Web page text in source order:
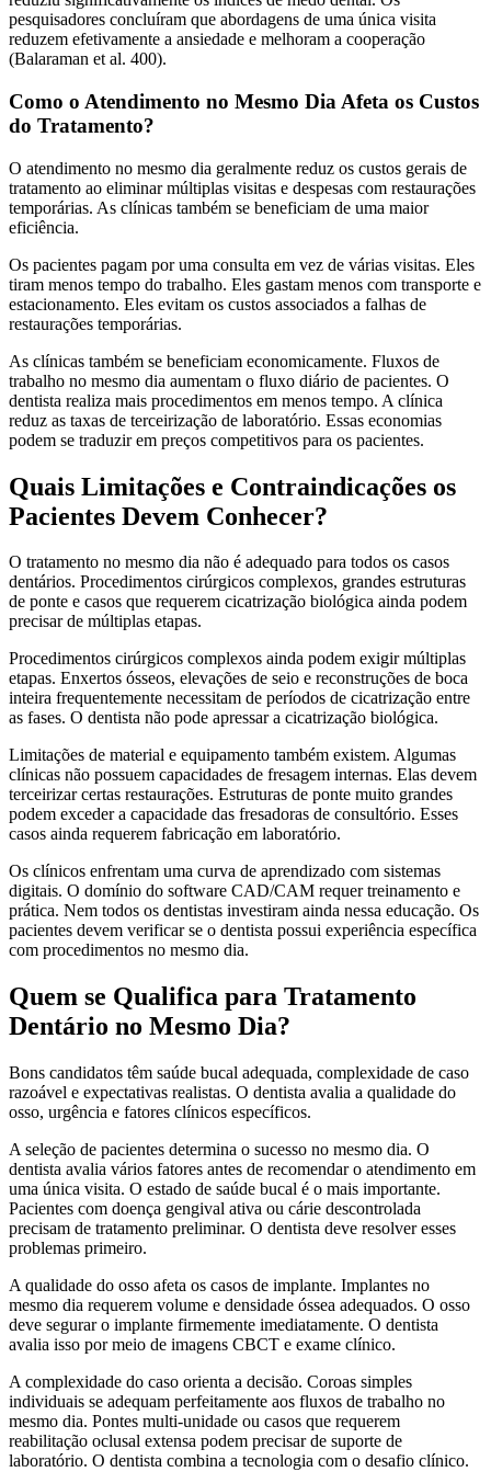
pesquisadores concluíram que abordagens de uma única visita
reduzem efetivamente a ansiedade e melhoram a cooperação
(Balaraman et al. 400).
Como o Atendimento no Mesmo Dia Afeta os Custos
do Tratamento?
O atendimento no mesmo dia geralmente reduz os custos gerais de
tratamento ao eliminar múltiplas visitas e despesas com restaurações
temporárias. As clínicas também se beneficiam de uma maior
eficiência.
Os pacientes pagam por uma consulta em vez de várias visitas. Eles
tiram menos tempo do trabalho. Eles gastam menos com transporte e
estacionamento. Eles evitam os custos associados a falhas de
restaurações temporárias.
As clínicas também se beneficiam economicamente. Fluxos de
trabalho no mesmo dia aumentam o fluxo diário de pacientes. O
dentista realiza mais procedimentos em menos tempo. A clínica
reduz as taxas de terceirização de laboratório. Essas economias
podem se traduzir em preços competitivos para os pacientes.
Quais Limitações e Contraindicações os
Pacientes Devem Conhecer?
O tratamento no mesmo dia não é adequado para todos os casos
dentários. Procedimentos cirúrgicos complexos, grandes estruturas
de ponte e casos que requerem cicatrização biológica ainda podem
precisar de múltiplas etapas.
Procedimentos cirúrgicos complexos ainda podem exigir múltiplas
etapas. Enxertos ósseos, elevações de seio e reconstruções de boca
inteira frequentemente necessitam de períodos de cicatrização entre
as fases. O dentista não pode apressar a cicatrização biológica.
Limitações de material e equipamento também existem. Algumas
clínicas não possuem capacidades de fresagem internas. Elas devem
terceirizar certas restaurações. Estruturas de ponte muito grandes
podem exceder a capacidade das fresadoras de consultório. Esses
casos ainda requerem fabricação em laboratório.
Os clínicos enfrentam uma curva de aprendizado com sistemas
digitais. O domínio do software CAD/CAM requer treinamento e
prática. Nem todos os dentistas investiram ainda nessa educação. Os
pacientes devem verificar se o dentista possui experiência específica
com procedimentos no mesmo dia.
Quem se Qualifica para Tratamento
Dentário no Mesmo Dia?
Bons candidatos têm saúde bucal adequada, complexidade de caso
razoável e expectativas realistas. O dentista avalia a qualidade do
osso, urgência e fatores clínicos específicos.
A seleção de pacientes determina o sucesso no mesmo dia. O
dentista avalia vários fatores antes de recomendar o atendimento em
uma única visita. O estado de saúde bucal é o mais importante.
Pacientes com doença gengival ativa ou cárie descontrolada
precisam de tratamento preliminar. O dentista deve resolver esses
problemas primeiro.
A qualidade do osso afeta os casos de implante. Implantes no
mesmo dia requerem volume e densidade óssea adequados. O osso
deve segurar o implante firmemente imediatamente. O dentista
avalia isso por meio de imagens CBCT e exame clínico.
A complexidade do caso orienta a decisão. Coroas simples
individuais se adequam perfeitamente aos fluxos de trabalho no
mesmo dia. Pontes multi-unidade ou casos que requerem
reabilitação oclusal extensa podem precisar de suporte de
laboratório. O dentista combina a tecnologia com o desafio clínico.